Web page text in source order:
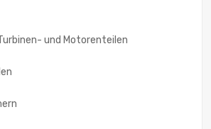
und Motorenteilen